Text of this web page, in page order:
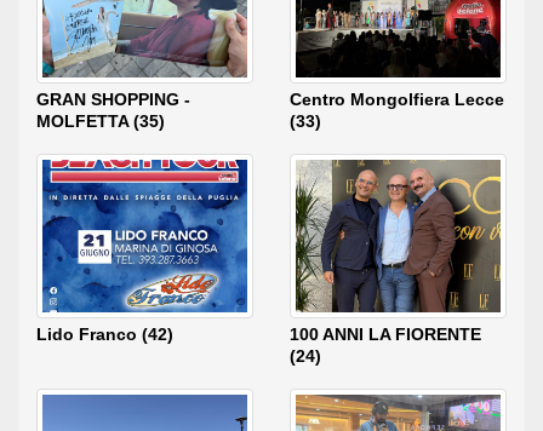
GRAN SHOPPING -
MOLFETTA (35)
Centro Mongolfiera Lecce
(33)
Lido Franco (42)
100 ANNI LA FIORENTE
(24)